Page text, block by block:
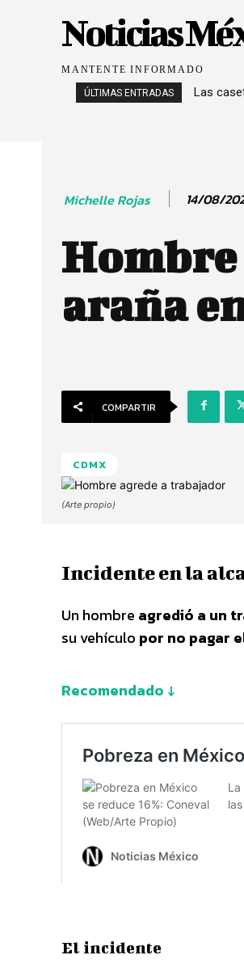
Noticias
MANTENTE INFORMADO
ÚLTIMAS ENTRADAS Las
Michelle Rojas 14/08/
araña
COMPARTIR
CDMX
(Arte propio)
Incidente en la
Un hombre agredió a un
su vehículo por no pagar
Recomendado ↓
El incidente